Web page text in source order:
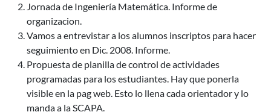
Jornada de Ingeniería Matemática. Informe de
organizacion.
Vamos a entrevistar a los alumnos inscriptos para hacer
seguimiento en Dic. 2008. Informe.
Propuesta de planilla de control de actividades
programadas para los estudiantes. Hay que ponerla
visible en la pag web. Esto lo llena cada orientador y lo
manda a la SCAPA.